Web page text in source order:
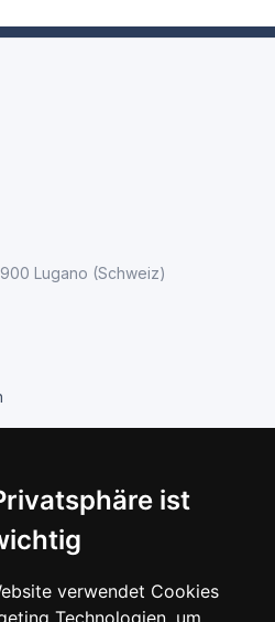
ist
verwendet Cookies
Technologien, um
Lugano (Schweiz)